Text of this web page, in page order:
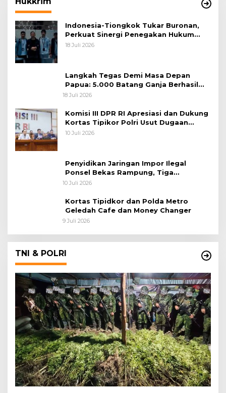
Indonesia-Tiongkok Tukar Buronan,
Perkuat Sinergi Penegakan Hukum
Lintas Negara
18 Juli 2026
Langkah Tegas Demi Masa Depan
Papua: 5.000 Batang Ganja Berhasil
Diungkap Koops TNI Habema
18 Juli 2026
Komisi III DPR RI Apresiasi dan Dukung
Kortas Tipikor Polri Usut Dugaan
Korupsi Batu Bara
10 Juli 2026
Penyidikan Jaringan Impor Ilegal
Ponsel Bekas Rampung, Tiga
Tersangka Sudah P-21 dan Satu Buron
10 Juli 2026
Kortas Tipidkor dan Polda Metro
Geledah Cafe dan Money Changer
9 Juli 2026
TNI & POLRI